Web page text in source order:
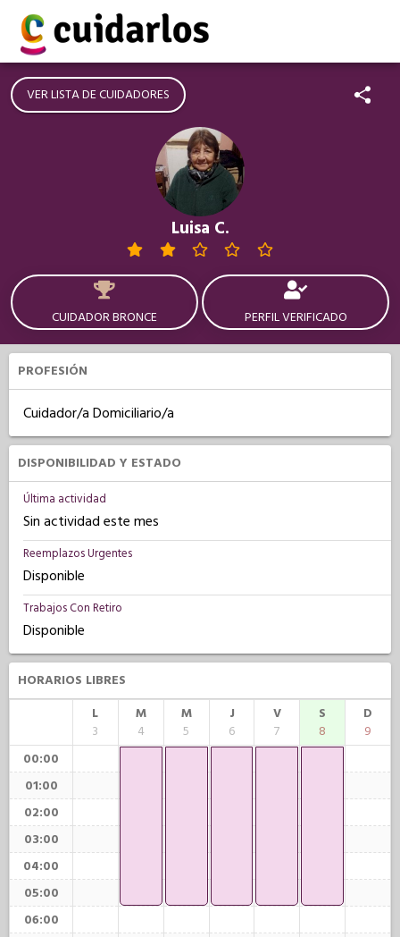
VER LISTA DE CUIDADORES
Luisa C.
CUIDADOR BRONCE PERFIL VERIFICADO
PROFESIÓN
Cuidador/a Domiciliario/a
DISPONIBILIDAD Y ESTADO
Última actividad
Sin actividad este mes
Reemplazos Urgentes
Disponible
Trabajos Con Retiro
Disponible
HORARIOS LIBRES
L
3
M
4
M
5
J
6
V
7
S
8
D
9
00:00
01:00
02:00
03:00
04:00
05:00
06:00